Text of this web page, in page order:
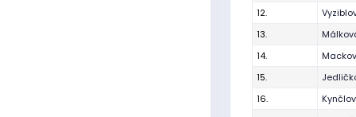
12.
13.
14.
15.
16.